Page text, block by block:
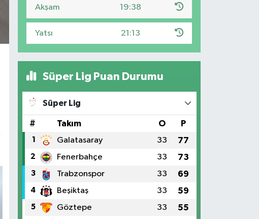
Akşam 19:38
Yatsı 21:13
Süper Lig Puan Durumu
Süper Lig
# Takım O P
1 Galatasaray 33 77
2 Fenerbahçe 33 73
3 Trabzonspor 33 69
4 Beşiktaş 33 59
5 Göztepe 33 55